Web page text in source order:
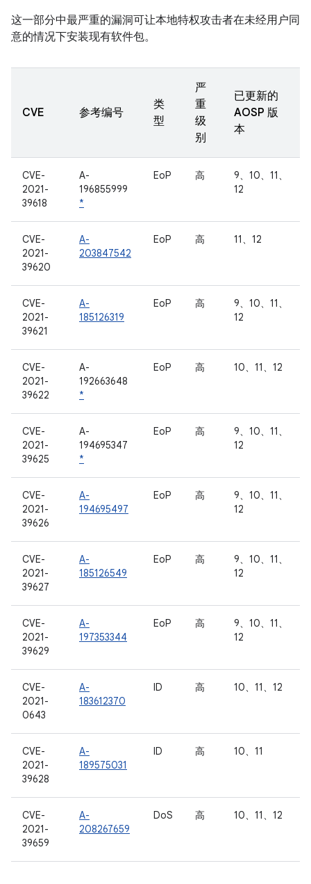
这一部分中最严重的漏洞可让本地特权攻击者在未经用户同
意的情况下安装现有软件包。
CVE 参考编号
类
型
严
重
级
别
已更新的
AOSP 版
本
CVE-
2021-
39618
A-
196855999
*
EoP 高
9、10、11、
12
CVE-
2021-
39620
A-
203847542
EoP 高 11、12
CVE-
2021-
39621
A-
185126319
EoP 高
9、10、11、
12
CVE-
2021-
39622
A-
192663648
*
EoP 高 10、11、12
CVE-
2021-
39625
A-
194695347
*
EoP 高
9、10、11、
12
CVE-
2021-
39626
A-
194695497
EoP 高
9、10、11、
12
CVE-
2021-
39627
A-
185126549
EoP 高
9、10、11、
12
CVE-
2021-
39629
A-
197353344
EoP 高
9、10、11、
12
CVE-
2021-
0643
A-
183612370
ID 高 10、11、12
CVE-
2021-
39628
A-
189575031
ID 高 10、11
CVE-
2021-
39659
A-
208267659
DoS 高 10、11、12